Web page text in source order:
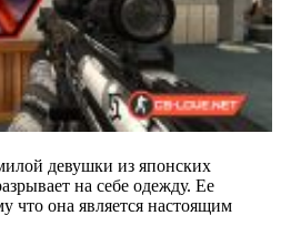
девушки из японских
на себе одежду. Ее
что она является настоящим